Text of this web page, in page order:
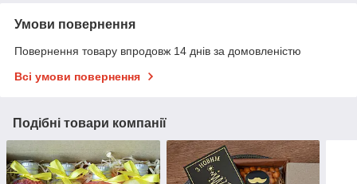
Умови повернення
Повернення товару впродовж 14 днів за домовленістю
Всі умови повернення
Подібні товари компанії